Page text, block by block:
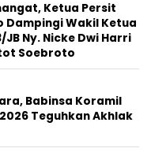
Ketua Persit
Dampingi Wakil Ketua
Ny. Nicke Dwi Harri
Soebroto
Babinsa Koramil
Teguhkan Akhlak